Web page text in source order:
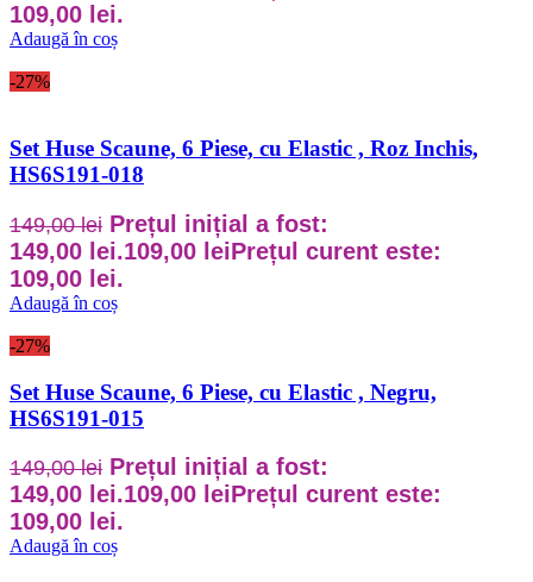
109,00 lei.
Adaugă în coș
-27%
Set Huse Scaune, 6 Piese, cu Elastic , Roz Inchis,
HS6S191-018
149,00lei Prețul inițial a fost:
149,00 lei.109,00 leiPrețul curent este:
109,00 lei.
Adaugă în coș
-27%
Set Huse Scaune, 6 Piese, cu Elastic , Negru,
HS6S191-015
149,00lei Prețul inițial a fost:
149,00 lei.109,00 leiPrețul curent este:
109,00 lei.
Adaugă în coș